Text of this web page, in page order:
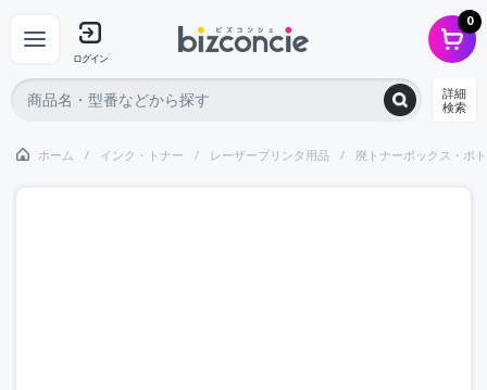
ログイン
0
詳細
検索
ホーム インク・トナー レーザープリンタ用品 廃トナーボックス・ボ